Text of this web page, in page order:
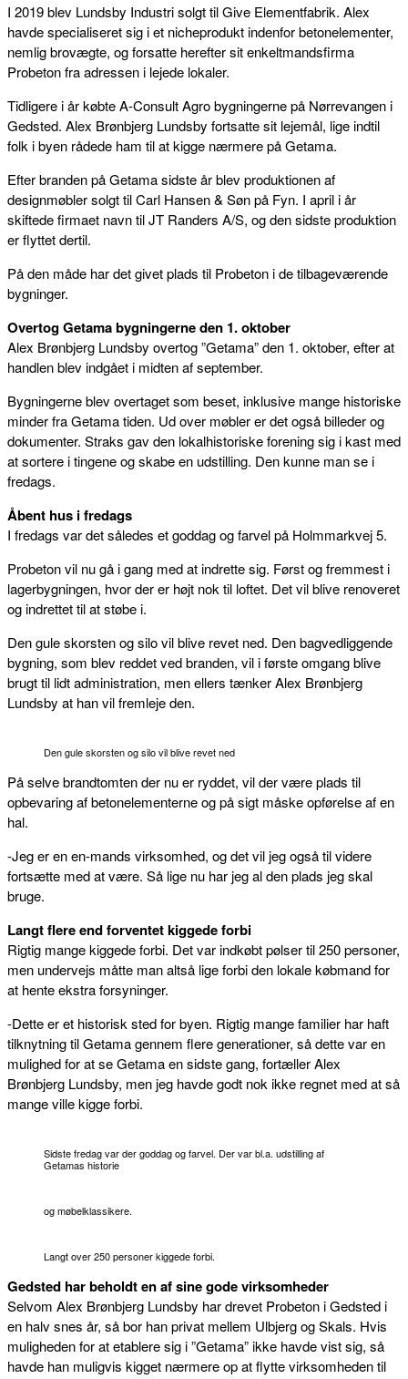
I 2019 blev Lundsby Industri solgt til Give Elementfabrik. Alex
havde specialiseret sig i et nicheprodukt indenfor betonelementer,
nemlig brovægte, og forsatte herefter sit enkeltmandsfirma
Probeton fra adressen i lejede lokaler.
Tidligere i år købte A-Consult Agro bygningerne på Nørrevangen i
Gedsted. Alex Brønbjerg Lundsby fortsatte sit lejemål, lige indtil
folk i byen rådede ham til at kigge nærmere på Getama.
Efter branden på Getama sidste år blev produktionen af
designmøbler solgt til Carl Hansen & Søn på Fyn. I april i år
skiftede firmaet navn til JT Randers A/S, og den sidste produktion
er flyttet dertil.
På den måde har det givet plads til Probeton i de tilbageværende
bygninger.
Overtog Getama bygningerne den 1. oktober
Alex Brønbjerg Lundsby overtog ”Getama” den 1. oktober, efter at
handlen blev indgået i midten af september.
Bygningerne blev overtaget som beset, inklusive mange historiske
minder fra Getama tiden. Ud over møbler er det også billeder og
dokumenter. Straks gav den lokalhistoriske forening sig i kast med
at sortere i tingene og skabe en udstilling. Den kunne man se i
fredags.
Åbent hus i fredags
I fredags var det således et goddag og farvel på Holmmarkvej 5.
Probeton vil nu gå i gang med at indrette sig. Først og fremmest i
lagerbygningen, hvor der er højt nok til loftet. Det vil blive renoveret
og indrettet til at støbe i.
Den gule skorsten og silo vil blive revet ned. Den bagvedliggende
bygning, som blev reddet ved branden, vil i første omgang blive
brugt til lidt administration, men ellers tænker Alex Brønbjerg
Lundsby at han vil fremleje den.
Den gule skorsten og silo vil blive revet ned
På selve brandtomten der nu er ryddet, vil der være plads til
opbevaring af betonelementerne og på sigt måske opførelse af en
hal.
-Jeg er en en-mands virksomhed, og det vil jeg også til videre
fortsætte med at være. Så lige nu har jeg al den plads jeg skal
bruge.
Langt flere end forventet kiggede forbi
Rigtig mange kiggede forbi. Det var indkøbt pølser til 250 personer,
men undervejs måtte man altså lige forbi den lokale købmand for
at hente ekstra forsyninger.
-Dette er et historisk sted for byen. Rigtig mange familier har haft
tilknytning til Getama gennem flere generationer, så dette var en
mulighed for at se Getama en sidste gang, fortæller Alex
Brønbjerg Lundsby, men jeg havde godt nok ikke regnet med at så
mange ville kigge forbi.
Sidste fredag var der goddag og farvel. Der var bl.a. udstilling af
Getamas historie
og møbelklassikere.
Langt over 250 personer kiggede forbi.
Gedsted har beholdt en af sine gode virksomheder
Selvom Alex Brønbjerg Lundsby har drevet Probeton i Gedsted i
en halv snes år, så bor han privat mellem Ulbjerg og Skals. Hvis
muligheden for at etablere sig i ”Getama” ikke havde vist sig, så
havde han muligvis kigget nærmere op at flytte virksomheden til